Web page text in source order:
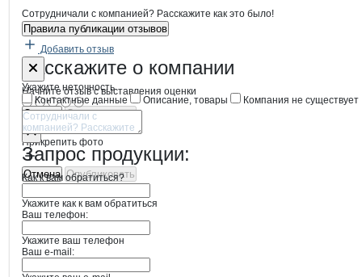
Сотрудничали с компанией? Расскажите как это было!
Правила публикации отзывов
Добавить отзыв
Расскажите о компании
Начните отзыв с выставления оценки
Прикрепить фото
Отмена Опубликовать
Форма обратной связи о
Укажите неточность
Контактные данные
Описание, товары Компания не существует
Отмена Опубликовать
Запрос продукции:
Как к вам обратиться?
Укажите как к вам обратиться
Ваш телефон:
Укажите ваш телефон
Ваш e-mail: